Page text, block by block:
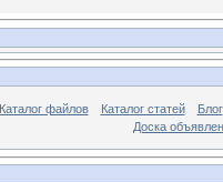
Каталог файлов Каталог статей
Блог
Доска